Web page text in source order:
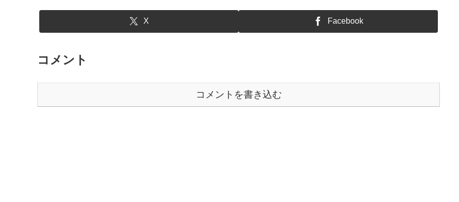
X Facebook
コメント
コメントを書き込む